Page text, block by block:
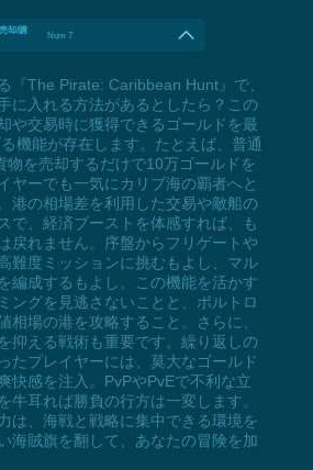
却/購
Num 7
『The Pirate: Caribbean Hunt』で、
に入れる方法があるとしたら？この
や交易時に獲得できるゴールドを最
機能が存在します。たとえば、普通
物を売却するだけで10万ゴールドを
ヤーでも一気にカリブ海の覇者へと
港の相場差を利用した交易や敵船の
で、経済ブーストを体感すれば、も
戻れません。序盤からフリゲートや
難度ミッションに挑むもよし、マル
編成するもよし。この機能を活かす
ングを見逃さないことと、ポルトロ
相場の港を攻略すること。さらに、
抑える戦術も重要です。繰り返しの
たプレイヤーには、莫大なゴールド
快感を注入。PvPやPvEで不利な立
牛耳れば勝負の行方は一変します。
は、海戦と戦略に集中できる環境を
海賊旗を翻して、あなたの冒険を加